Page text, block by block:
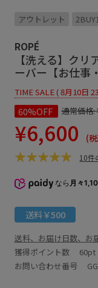
アウトレット
ROPÉ
【洗える】ク
ーバー【お仕事
TIME SALE ( 8月10日
60%OFF 通常価格:
¥6,600 (
10件
なら 月々
送料￥500
送料、お届け日数、お
獲得ポイント数 60pt
お問い合わせ番号